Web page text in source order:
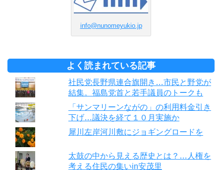
info@nunomeyukio.jp
よく読まれている記事
社民党長野県連合旗開き…市民と野党が
結集。福島党首と若手議員のトークも
「サンマリーンながの」の利用料金引き
下げ…議決を経て１０月実施か
犀川左岸河川敷にジョギングロードを
太鼓の中から見える歴史とは？…人権を
考える住民の集いin安茂里